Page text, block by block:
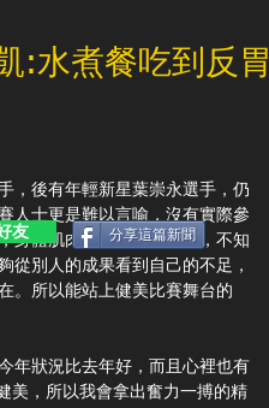
:水煮餐吃到反胃
，後有年輕新星葉崇永選手，仍
人士更是難以言喻，沒有實際參
身體肌肉線條那一橫一束，不知
從別人的成果看到自己的不足，
。所以能站上健美比賽舞台的
年狀況比去年好，而且心裡也有
美，所以我會拿出奮力一搏的精
分享這篇新聞
友